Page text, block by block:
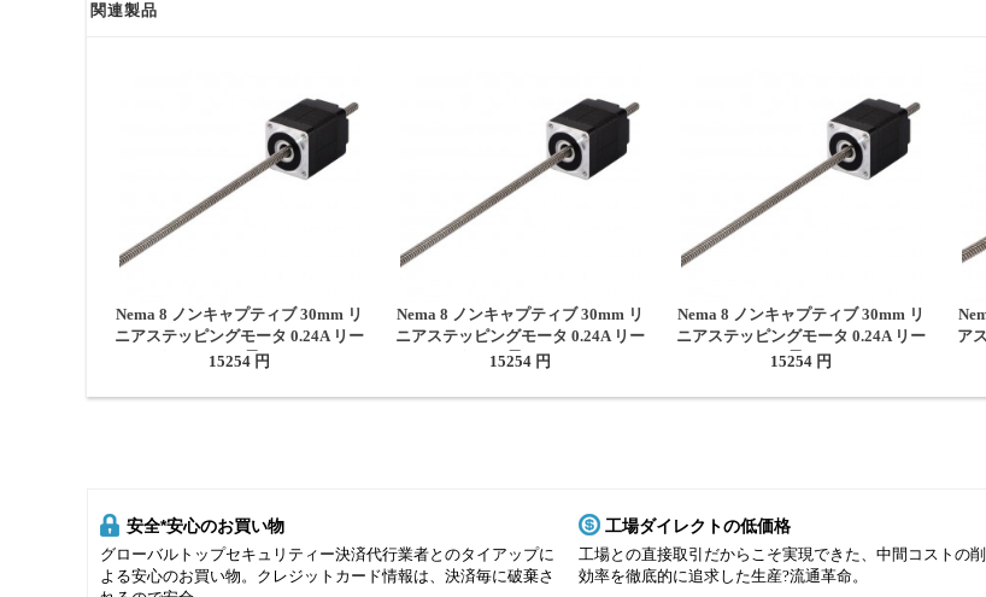
関連製品
Nema 8 ノンキャプティブ 30mm リ
ニアステッピングモータ 0.24A リー
ド0.6096mm 長さ150mm
15254 円
Nema 8 ノンキャプティブ 30mm リ
ニアステッピングモータ 0.24A リー
ド2mm 長さ150mm
15254 円
Nema 8 ノンキャプティブ 30mm リ
ニアステッピングモータ 0.24A リー
ド4mm 長さ150mm
15254 円
ア
安全*安心のお買い物
グローバルトップセキュリティー決済代行業者とのタイアップに
よる安心のお買い物。クレジットカード情報は、決済毎に破棄さ
工場ダイレクトの低価格
工場との直接取引だからこそ実現できた、中間コストの削
効率を徹底的に追求した生産?流通革命。